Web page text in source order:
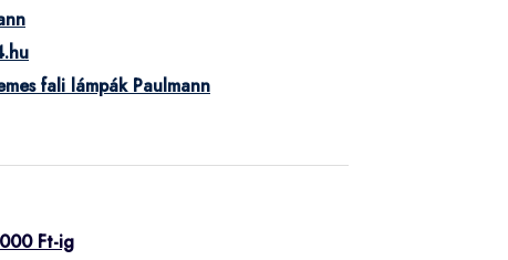
fali lámpák Paulmann
Ft-ig